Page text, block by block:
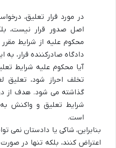
در مورد قرار تعلیق،
اصل صدور قرار نیست،
محکوم علیه از شرایط
دادگاه صادرکننده قرار،
آیا محکوم علیه شرایط
تخلف احراز شود، تعلیق
گذاشته می شود. هدف از
شرایط تعلیق و واکنش
است.
بنابراین، شاکی یا دادستان نمی
اعتراض کنند، بلکه تنها در